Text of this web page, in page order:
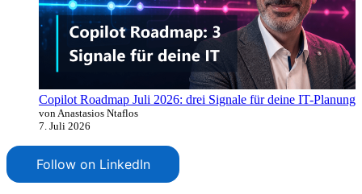
Copilot Roadmap Juli 2026: drei Signale für deine IT-Planung
von Anastasios Ntaflos
7. Juli 2026
Follow on LinkedIn